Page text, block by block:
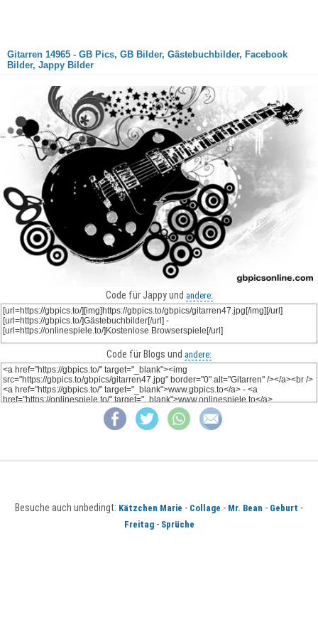
Gitarren 14965 - GB Pics, GB Bilder, Gästebuchbilder, Facebook
Bilder, Jappy Bilder
Code für Jappy und andere:
Code für Blogs und andere:
Besuche auch unbedingt: Kätzchen Marie - Collage - Mr. Bean - Geburt -
Freitag- Sprüche